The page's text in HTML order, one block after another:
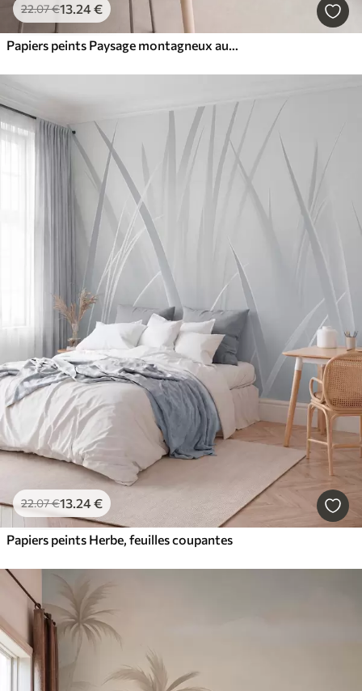
22.07€13.24€
Papiers peints Paysage montagneux aux reliefs variés
22.07€13.24€
Papiers peints Herbe, feuilles coupantes